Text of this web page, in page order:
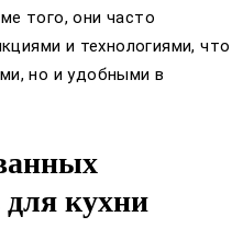
того, они часто
и технологиями, что
но и удобными в
для кухни